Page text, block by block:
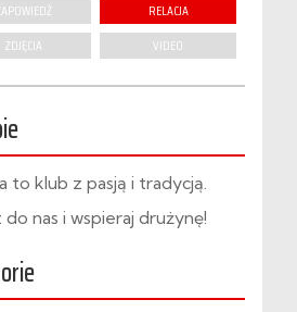
RELACJA
ZDJĘCIA
VIDEO
to klub z pasją i tradycją.
do nas i wspieraj drużynę!